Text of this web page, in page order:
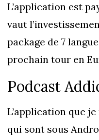
L’application est
vaut
package de 7
prochain tour en
Podcast
L’application que
qui sont sous